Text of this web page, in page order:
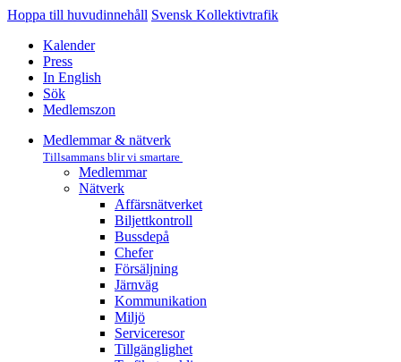
Hoppa till huvudinnehåll Svensk Kollektivtrafik
Kalender
Press
In English
Sök
Medlemszon
Medlemmar & nätverk
Tillsammans blir vi smartare
Medlemmar
Nätverk
Affärs­nätverket
Biljettkontroll­
Bussdepå­
Chefer
Försäljning
Järnväg
Kommunikation
Miljö­
Serviceresor
Tillgänglighet